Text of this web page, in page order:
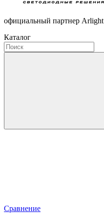
официальный партнер Arlight
Каталог
Сравнение